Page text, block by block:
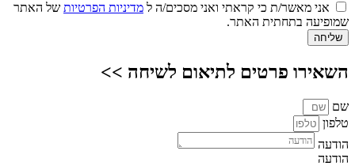
אני מאשר/ת כי קראתי ואני מסכים/ה ל מדיניות הפרטיות של האתר
שמופיעה בתחתית האתר.
שליחה
השאירו פרטים לתיאום לשיחה >>
שם
טלפון
הודעה
הודעה